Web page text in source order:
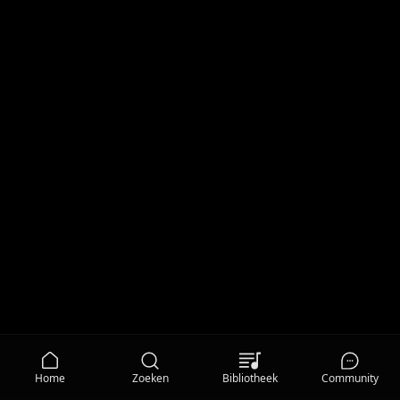
Home Zoeken Bibliotheek Community